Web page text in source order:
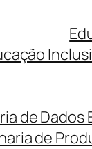
de Dados
de